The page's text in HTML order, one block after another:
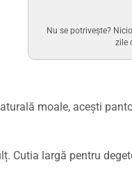
Nu se potrivește?
zile
moale, acești
Cutia largă pentru